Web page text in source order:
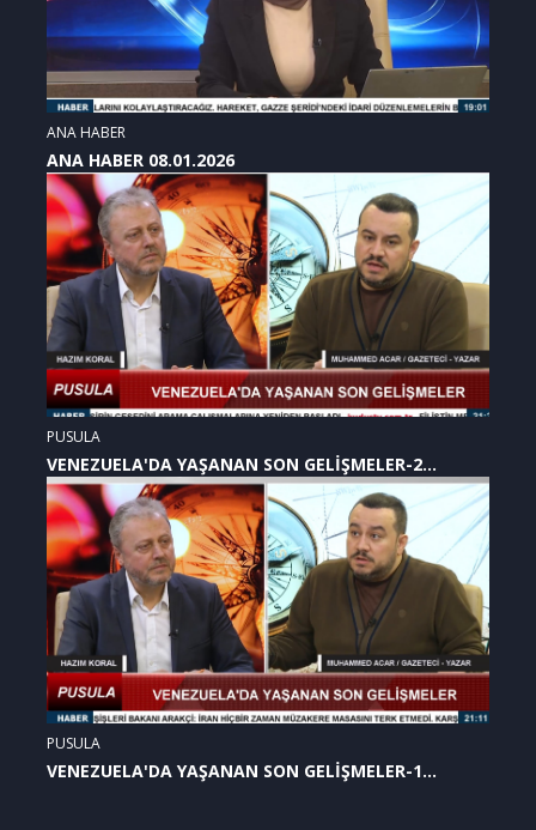
ANA HABER
ANA HABER 08.01.2026
PUSULA
VENEZUELA'DA YAŞANAN SON GELİŞMELER-2
(07.01.2026)
PUSULA
VENEZUELA'DA YAŞANAN SON GELİŞMELER-1